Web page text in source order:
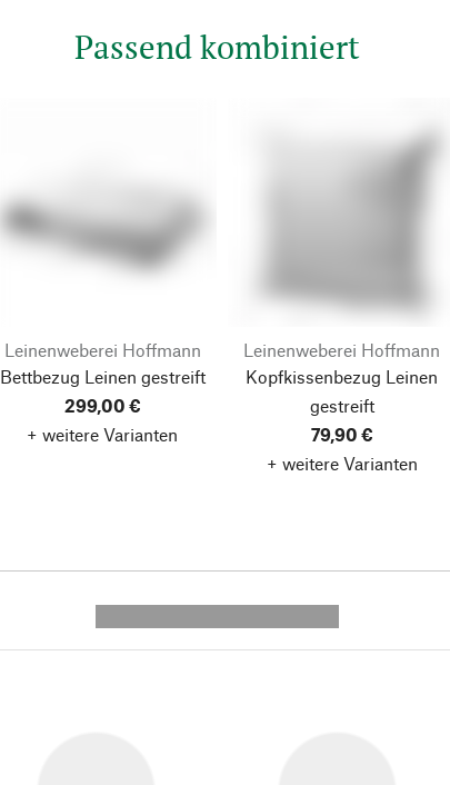
Passend kombiniert
Leinenweberei Hoffmann
Bettbezug Leinen gestreift
299,00 €
+ weitere Varianten
Leinenweberei Hoffmann
Kopfkissenbezug Leinen
gestreift
79,90 €
+ weitere Varianten